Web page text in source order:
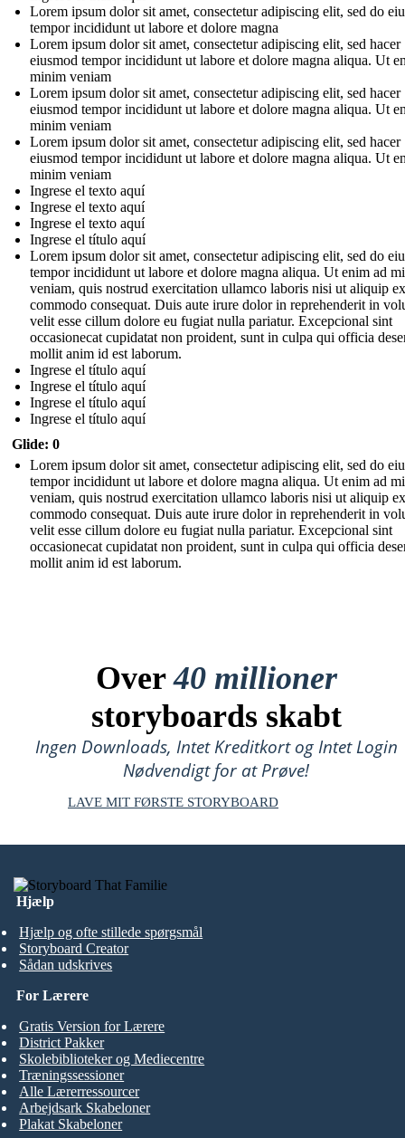
Lorem ipsum dolor sit amet, consectetur adipiscing elit, sed do
tempor incididunt ut labore et dolore magna
Lorem ipsum dolor sit amet, consectetur adipiscing elit, sed hacer
eiusmod tempor incididunt ut labore et dolore magna aliqua. Ut
minim veniam
Lorem ipsum dolor sit amet, consectetur adipiscing elit, sed hacer
eiusmod tempor incididunt ut labore et dolore magna aliqua. Ut
minim veniam
Lorem ipsum dolor sit amet, consectetur adipiscing elit, sed hacer
eiusmod tempor incididunt ut labore et dolore magna aliqua. Ut
minim veniam
Ingrese el texto aquí
Ingrese el texto aquí
Ingrese el texto aquí
Ingrese el título aquí
Lorem ipsum dolor sit amet, consectetur adipiscing elit, sed do
tempor incididunt ut labore et dolore magna aliqua. Ut enim ad
veniam, quis nostrud exercitation ullamco laboris nisi ut aliquip
commodo consequat. Duis aute irure dolor in reprehenderit in
velit esse cillum dolore eu fugiat nulla pariatur. Excepcional sint
occasionecat cupidatat non proident, sunt in culpa qui officia
mollit anim id est laborum.
Ingrese el título aquí
Ingrese el título aquí
Ingrese el título aquí
Ingrese el título aquí
Glide: 0
Lorem ipsum dolor sit amet, consectetur adipiscing elit, sed do
tempor incididunt ut labore et dolore magna aliqua. Ut enim ad
veniam, quis nostrud exercitation ullamco laboris nisi ut aliquip
commodo consequat. Duis aute irure dolor in reprehenderit in
velit esse cillum dolore eu fugiat nulla pariatur. Excepcional sint
occasionecat cupidatat non proident, sunt in culpa qui officia
mollit anim id est laborum.
Over40 millioner
storyboards skabt
Ingen Downloads, Intet Kreditkort og Intet Login
Nødvendigt for at Prøve!
LAVE MIT FØRSTE STORYBOARD
Hjælp
Hjælp og ofte stillede spørgsmål
Storyboard Creator
Sådan udskrives
For Lærere
Gratis Version for Lærere
District Pakker
Skolebiblioteker og Mediecentre
Træningssessioner
Alle Lærerressourcer
Arbejdsark Skabeloner
Plakat Skabeloner